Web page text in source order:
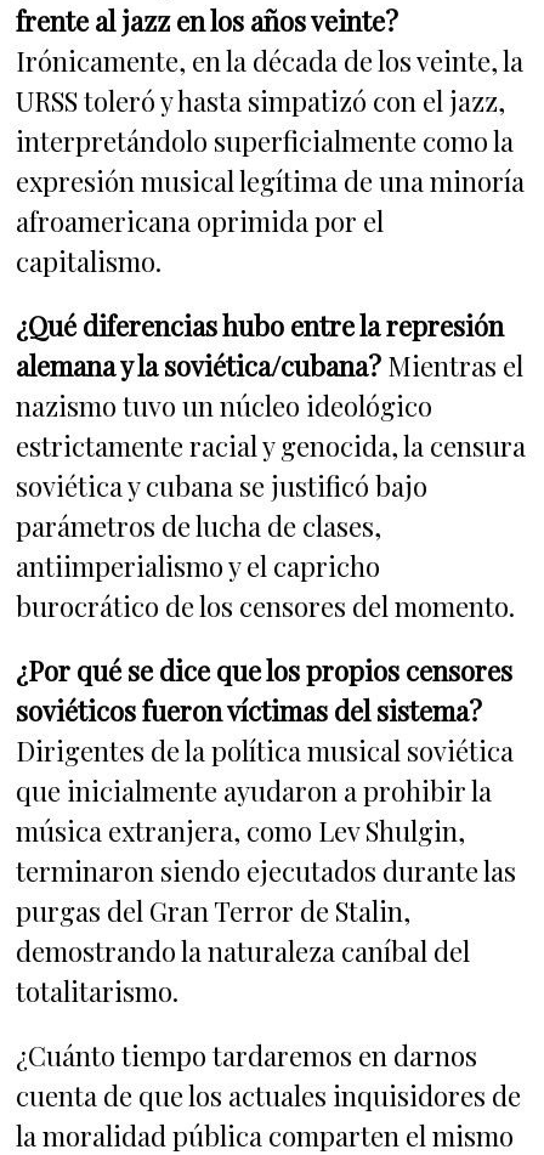
frente al jazz en los años veinte?
Irónicamente, en la década de los veinte, la
URSS toleró y hasta simpatizó con el jazz,
interpretándolo superficialmente como la
expresión musical legítima de una minoría
afroamericana oprimida por el
capitalismo.
¿Qué diferencias hubo entre la represión
alemana y la soviética/cubana? Mientras el
nazismo tuvo un núcleo ideológico
estrictamente racial y genocida, la censura
soviética y cubana se justificó bajo
parámetros de lucha de clases,
antiimperialismo y el capricho
burocrático de los censores del momento.
¿Por qué se dice que los propios censores
soviéticos fueron víctimas del sistema?
Dirigentes de la política musical soviética
que inicialmente ayudaron a prohibir la
música extranjera, como Lev Shulgin,
terminaron siendo ejecutados durante las
purgas del Gran Terror de Stalin,
demostrando la naturaleza caníbal del
totalitarismo.
¿Cuánto tiempo tardaremos en darnos
cuenta de que los actuales inquisidores de
la moralidad pública comparten el mismo